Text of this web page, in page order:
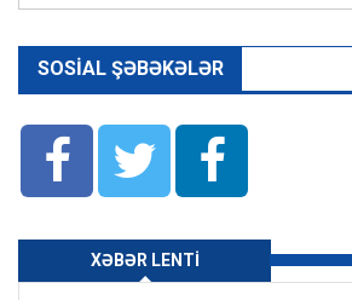
SOSIAL ŞƏBƏKƏLƏR
XƏBƏR LENTI